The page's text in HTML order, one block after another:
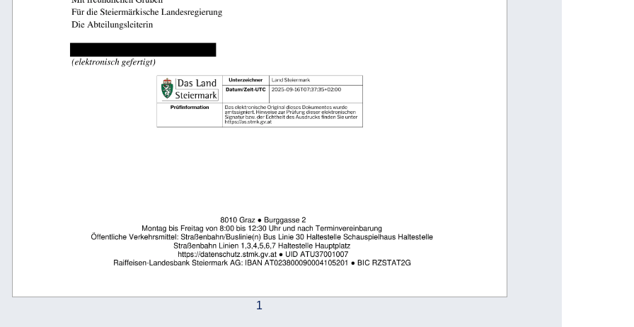
                                                                                              
1